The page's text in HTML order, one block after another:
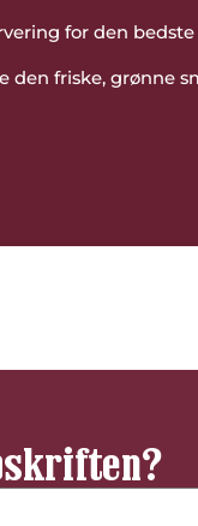
for den
friske, grønne